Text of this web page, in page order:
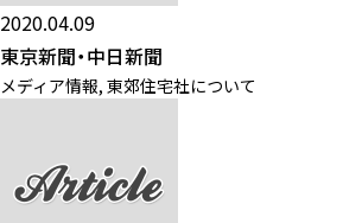
2020.04.09
東京新聞・中日新聞
メディア情報, 東郊住宅社について